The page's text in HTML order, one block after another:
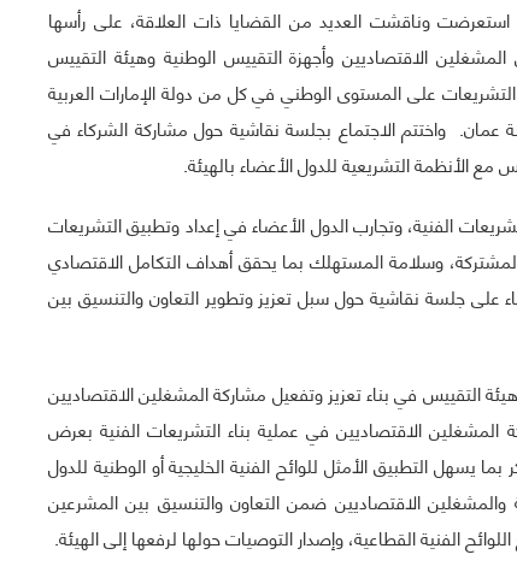
استعرضت وناقشت العديد من القضايا ذات العلاقة، على رأسها
المشغلين الاقتصاديين وأجهزة التقييس الوطنية وهيئة التقييس
التشريعات على المستوى الوطني في كل من دولة الإمارات العربية
عمان. واختتم الاجتماع بجلسة نقاشية حول مشاركة الشركاء في
مع الأنظمة التشريعية للدول الأعضاء بالهيئة.
الفنية، وتجارب الدول الأعضاء في إعداد وتطبيق التشريعات
وسلامة المستهلك بما يحقق أهداف التكامل الاقتصادي
على جلسة نقاشية حول سبل تعزيز وتطوير التعاون والتنسيق بين
التقييس في بناء تعزيز وتفعيل مشاركة المشغلين الاقتصاديين
المشغلين الاقتصاديين في عملية بناء التشريعات الفنية بعرض
يسهل التطبيق الأمثل للوائح الفنية الخليجية أو الوطنية للدول
الاقتصاديين ضمن التعاون والتنسيق بين المشرعين
الفنية القطاعية، وإصدار التوصيات حولها لرفعها إلى الهيئة.